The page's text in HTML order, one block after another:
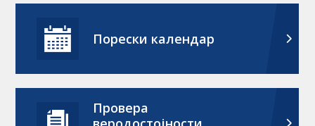
Порески календар
Провера